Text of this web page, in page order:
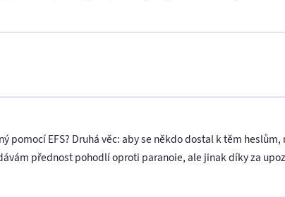
pomocí EFS? Druhá věc: aby se někdo dostal k těm
přednost pohodlí oproti paranoie, ale jinak díky za